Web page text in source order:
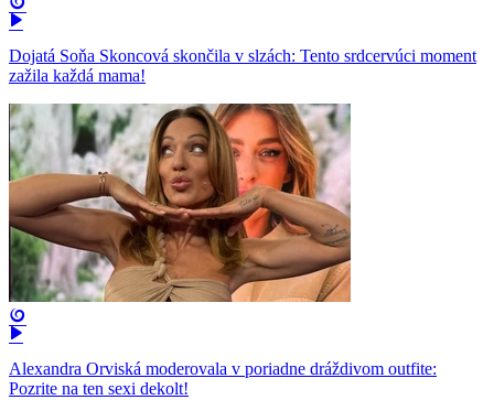
Dojatá Soňa Skoncová skončila v slzách: Tento srdcervúci moment
zažila každá mama!
Alexandra Orviská moderovala v poriadne dráždivom outfite:
Pozrite na ten sexi dekolt!